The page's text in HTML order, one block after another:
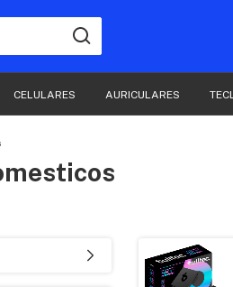
CELULARES AURICULARES